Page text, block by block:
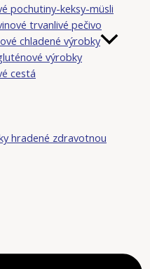
pochutiny-keksy-müsli
trvanlivé pečivo
chladené výrobky
výrobky
cestá
hradené zdravotnou